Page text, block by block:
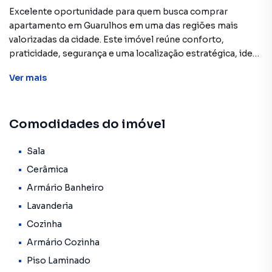
Excelente oportunidade para quem busca comprar
apartamento em Guarulhos em uma das regiões mais
valorizadas da cidade. Este imóvel reúne conforto,
praticidade, segurança e uma localização estratégica, ideal
iluminação natural e excelente aproveitamento dos
DESTAQUES DO IMÓVEL
2 dormitórios amplos
Sala espaçosa para 2 ambientes
Banheiro social
Lavanderia independente
Piso frio e laminado
Ver mais
Comodidades do imóvel
Sala
Cerâmica
Armário Banheiro
Lavanderia
Cozinha
Armário Cozinha
Piso Laminado